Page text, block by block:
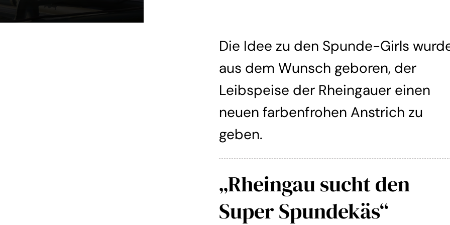
Die Idee zu den Spunde-Girls
aus dem Wunsch geboren, der
Leibspeise der Rheingauer einen
neuen farbenfrohen Anstrich zu
geben.
„Rheingau sucht den
Super Spundekäs“